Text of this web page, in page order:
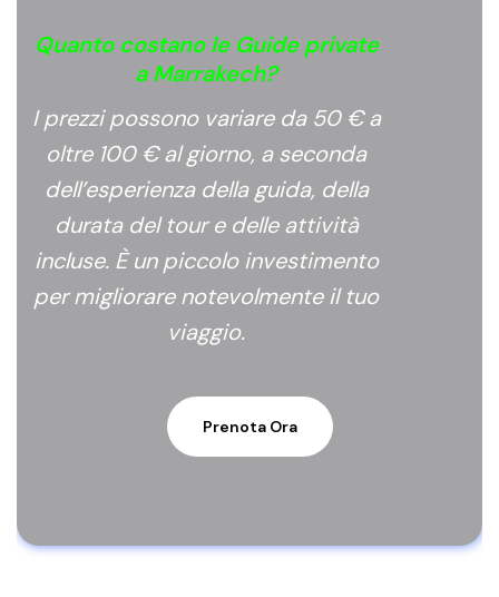
Quanto costano le Guide private
a Marrakech?
I prezzi possono variare da 50 € a
oltre 100 € al giorno, a seconda
dell’esperienza della guida, della
durata del tour e delle attività
incluse. È un piccolo investimento
per migliorare notevolmente il tuo
viaggio.
Prenota Ora